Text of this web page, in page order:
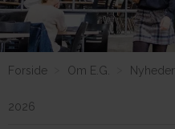
Vores uddannelser
Forside Om E.G. Nyheder
2026